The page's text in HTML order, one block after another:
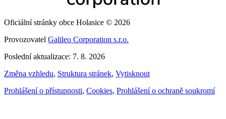
Oficiální stránky obce Holasice © 2026
Provozovatel Galileo Corporation s.r.o.
Poslední aktualizace: 7. 8. 2026
Změna vzhledu, Struktura stránek, Vytisknout
Prohlášení o přístupnosti, Cookies, Prohlášení o ochraně soukromí